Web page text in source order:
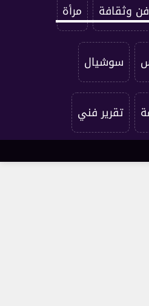
فن وثقافة مرأة
سوشيال
تقرير فني
under